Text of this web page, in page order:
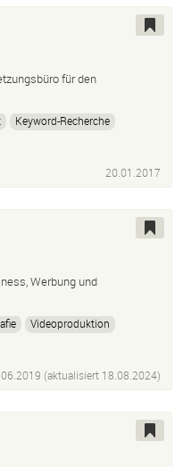
für den
Keyword-Recherche
20.01.2017
Werbung und
Videoproduktion
(aktualisiert 18.08.2024)